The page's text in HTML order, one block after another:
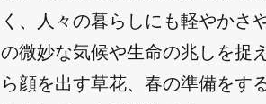
く、人々の暮らしにも軽やかさ
の微妙な気候や生命の兆しを捉
ら顔を出す草花、春の準備をす